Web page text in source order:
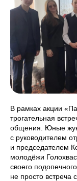
В рамках акции
трогательная
общения. Юные
с руководителем
и председателем
молодёжи
своего
не просто встреча